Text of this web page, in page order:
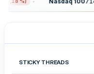
STICKY THREADS